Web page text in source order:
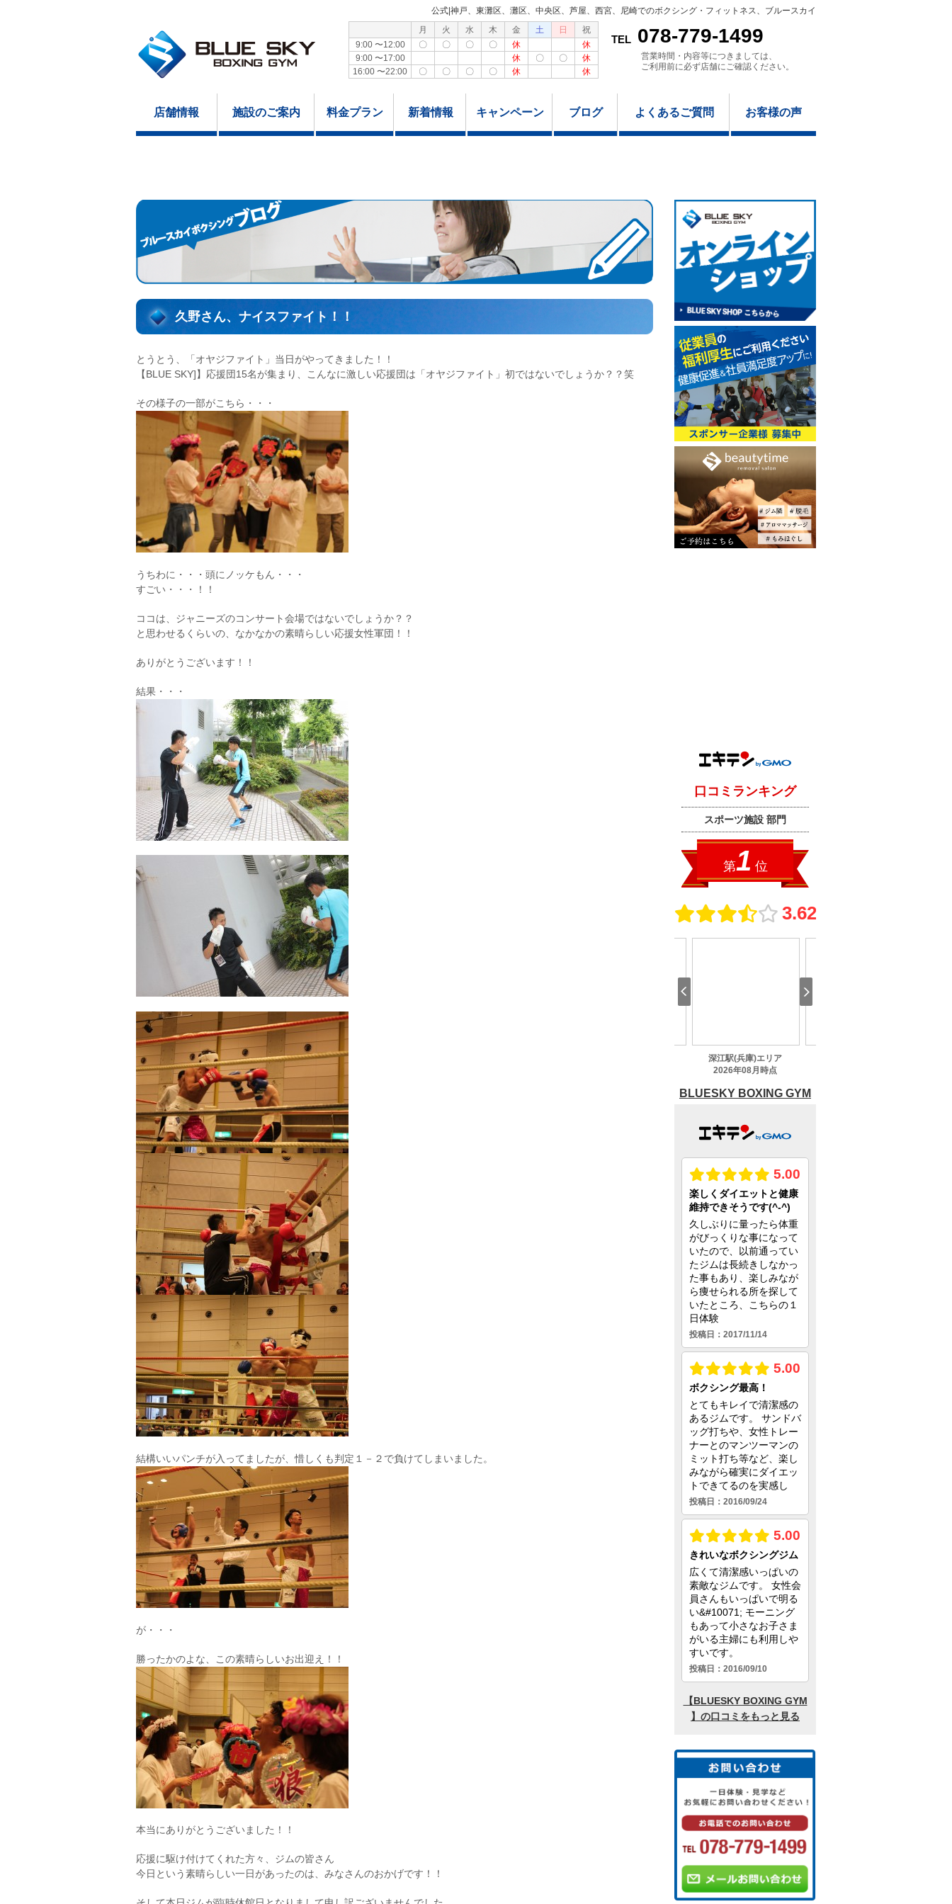
公式|神戸、東灘区、灘区、中央区、芦屋、西宮、尼崎でのボクシング・フィットネス、ブルースカイ
月
火 水 木 金 土 日
祝
9:00 〜12:00
〇 〇 〇 〇 休
休
9:00 〜17:00
休 〇 〇
休
16:00 〜22:00
〇 〇 〇 〇 休 休
TEL 078-779-1499
営業時間・内容等につきましては、
ご利用前に必ず店舗にご確認ください。
店舗情報 施設のご案内 料金プラン 新着情報 キャンペーン ブログ よくあるご質問 お客様の声
久野さん、ナイスファイト！！
とうとう、「オヤジファイト」当日がやってきました！！
【BLUE SKY]】応援団15名が集まり、こんなに激しい応援団は「オヤジファイト」初ではないでしょうか？？笑
その様子の一部がこちら・・・
うちわに・・・頭にノッケもん・・・
すごい・・・！！
ココは、ジャニーズのコンサート会場ではないでしょうか？？
と思わせるくらいの、なかなかの素晴らしい応援女性軍団！！
ありがとうございます！！
結果・・・
結構いいパンチが入ってましたが、惜しくも判定１－２で負けてしまいました。
が・・・
勝ったかのよな、この素晴らしいお出迎え！！
本当にありがとうございました！！
応援に駆け付けてくれた方々、ジムの皆さん
今日という素晴らしい一日があったのは、みなさんのおかげです！！